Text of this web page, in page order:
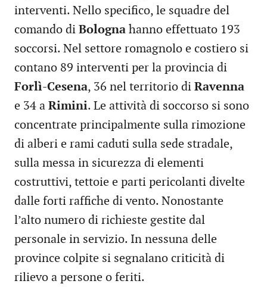
interventi. Nello specifico, le squadre del
comando di Bologna hanno effettuato 193
soccorsi. Nel settore romagnolo e costiero si
contano 89 interventi per la provincia di
Forlì-Cesena, 36 nel territorio di Ravenna
e 34 a Rimini. Le attività di soccorso si sono
concentrate principalmente sulla rimozione
di alberi e rami caduti sulla sede stradale,
sulla messa in sicurezza di elementi
costruttivi, tettoie e parti pericolanti divelte
dalle forti raffiche di vento. Nonostante
l’alto numero di richieste gestite dal
personale in servizio. In nessuna delle
province colpite si segnalano criticità di
rilievo a persone o feriti.